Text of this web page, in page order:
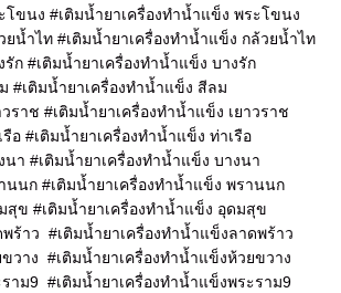
ขนง #เติมน้ำยาเครื่องทำน้ำแข็ง พระโขนง
น้ำไท #เติมน้ำยาเครื่องทำน้ำแข็ง กล้วยน้ำไท
ก #เติมน้ำยาเครื่องทำน้ำแข็ง บางรัก
#เติมน้ำยาเครื่องทำน้ำแข็ง สีลม
ราช #เติมน้ำยาเครื่องทำน้ำแข็ง เยาวราช
อ #เติมน้ำยาเครื่องทำน้ำแข็ง ท่าเรือ
า #เติมน้ำยาเครื่องทำน้ำแข็ง บางนา
นนก #เติมน้ำยาเครื่องทำน้ำแข็ง พรานนก
สุข #เติมน้ำยาเครื่องทำน้ำแข็ง อุดมสุข
ร้าว #เติมน้ำยาเครื่องทำน้ำแข็งลาดพร้าว
วาง #เติมน้ำยาเครื่องทำน้ำแข็งห้วยขวาง
าม9 #เติมน้ำยาเครื่องทำน้ำแข็งพระราม9